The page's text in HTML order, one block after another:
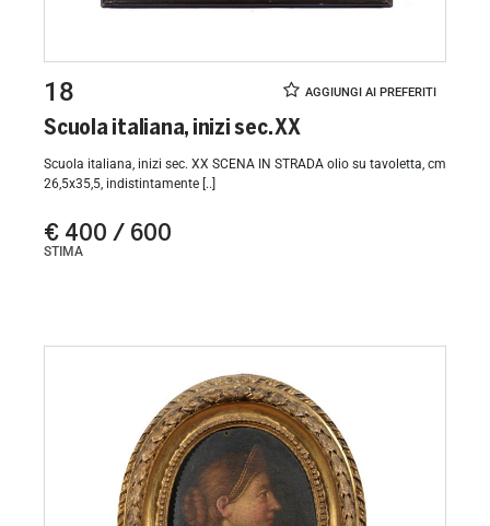
18
Scuola italiana, inizi sec. XX
Scuola italiana, inizi sec. XX SCENA IN STRADA olio su tavoletta, cm
26,5x35,5, indistintamente [..]
€ 400 / 600
STIMA